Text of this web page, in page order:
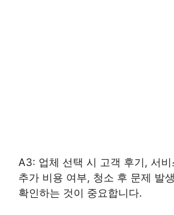
A3: 업체 선택 시 고객 후기, 서
추가 비용 여부, 청소 후 문제 발
확인하는 것이 중요합니다.